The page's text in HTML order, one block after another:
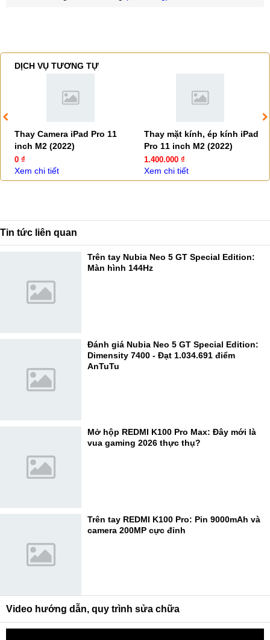
DỊCH VỤ TƯƠNG TỰ
Thay Camera iPad Pro 11
inch M2 (2022)
0 ₫
Xem chi tiết
Thay mặt kính, ép kính iPad
Pro 11 inch M2 (2022)
1.400.000 ₫
Xem chi tiết
Tin tức liên quan
Trên tay Nubia Neo 5 GT Special Edition:
Màn hình 144Hz
Đánh giá Nubia Neo 5 GT Special Edition:
Dimensity 7400 - Đạt 1.034.691 điểm
AnTuTu
Mở hộp REDMI K100 Pro Max: Đây mới là
vua gaming 2026 thực thụ?
Trên tay REDMI K100 Pro: Pin 9000mAh và
camera 200MP cực đỉnh
Video hướng dẫn, quy trình sửa chữa